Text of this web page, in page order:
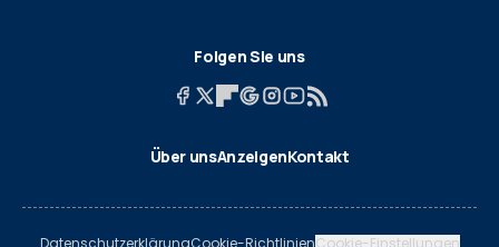
Folgen Sie uns
Über unsAnzeigenKontakt